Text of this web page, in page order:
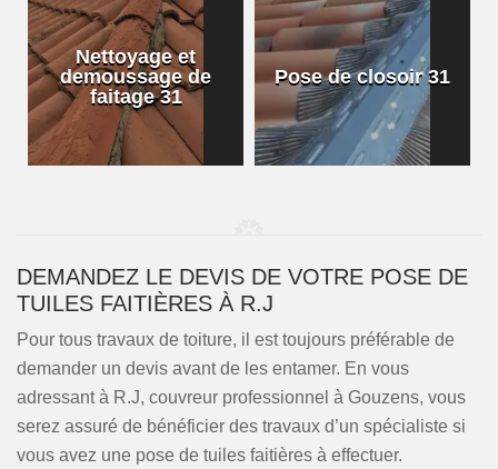
Nettoyage et
demoussage de
faitage 31
Pose de closoir 31
DEMANDEZ LE DEVIS DE VOTRE POSE DE
TUILES FAITIÈRES À R.J
Pour tous travaux de toiture, il est toujours préférable de
demander un devis avant de les entamer. En vous
adressant à R.J, couvreur professionnel à Gouzens, vous
serez assuré de bénéficier des travaux d’un spécialiste si
vous avez une pose de tuiles faitières à effectuer.